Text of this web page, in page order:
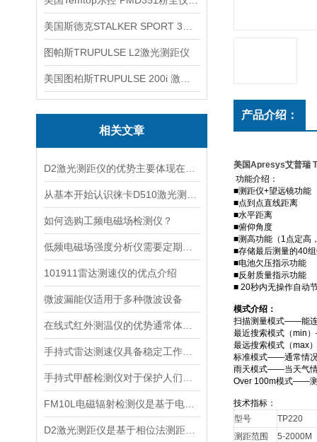
图帕斯TRUPULSE L2激光测距仪
相关文章
如何选购工频电磁场检测仪？
101911雷达测速仪的优点介绍
微波漏能仪适用于多种微波设备
产品介绍：
美国Apresys艾普瑞
功能介绍：
■测距仪+望远镜功能
■点到点直线距离
■水平距离
■俯仰角度
■测高功能（1点定高
■存储最后测量的40
■电池欠压指示功能
■反射质量指示功能
■ 20秒内无操作自动
模式介绍：
扫描测量模式——能
最近搜索模式（min
最远搜索模式（max
标准模式——通常情
雨天模式——当天气情
Over 100m模式——测
技术指标：
型号
TP220
测距范围
5-2000M